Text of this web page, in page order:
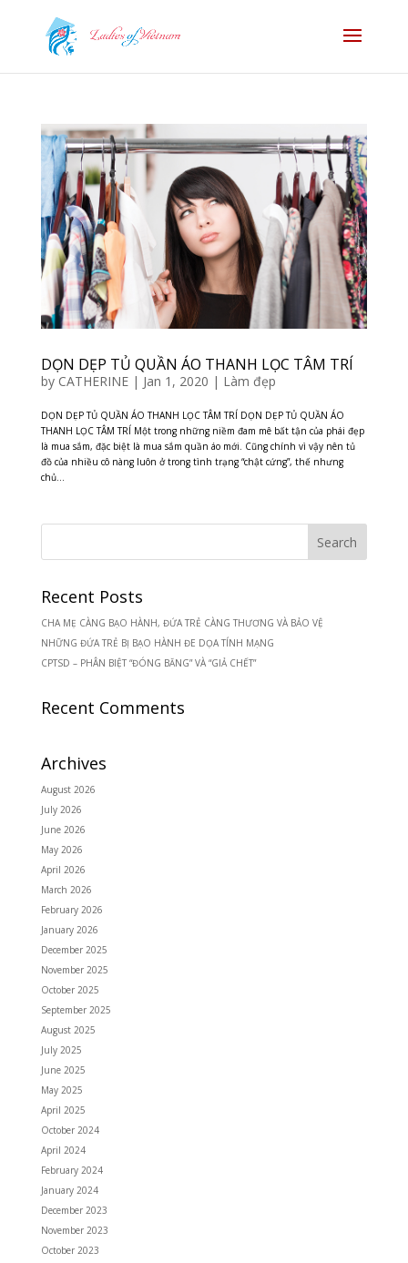
DỌN DẸP TỦ QUẦN ÁO THANH LỌC TÂM TRÍ
by CATHERINE| Jan 1, 2020 | Làm đẹp
DỌN DẸP TỦ QUẦN ÁO THANH LỌC TÂM TRÍ DỌN DẸP TỦ QUẦN ÁO
THANH LỌC TÂM TRÍ Một trong những niềm đam mê bất tận của phái đẹp
là mua sắm, đặc biệt là mua sắm quần áo mới. Cũng chính vì vậy nên tủ
đồ của nhiều cô nàng luôn ở trong tình trạng “chật cứng”, thế nhưng
chủ...
Recent Posts
CHA MẸ CÀNG BẠO HÀNH, ĐỨA TRẺ CÀNG THƯƠNG VÀ BẢO VỆ
NHỮNG ĐỨA TRẺ BỊ BẠO HÀNH ĐE DỌA TÍNH MẠNG
CPTSD – PHÂN BIỆT “ĐÓNG BĂNG” VÀ “GIẢ CHẾT”
Recent Comments
Archives
August 2026
July 2026
June 2026
May 2026
April 2026
March 2026
February 2026
January 2026
December 2025
November 2025
October 2025
September 2025
August 2025
July 2025
June 2025
May 2025
April 2025
October 2024
April 2024
February 2024
January 2024
December 2023
November 2023
October 2023